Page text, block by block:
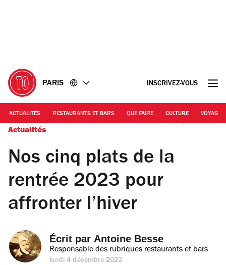
PARIS INSCRIVEZ-VOUS
ACTUALITÉS RESTAURANTS ET BARS QUE FAIRE CULTURE VOYAGE
Actualités
Nos cinq plats de la
rentrée 2023 pour
affronter l’hiver
Écrit par Antoine Besse
Responsable des rubriques restaurants et bars
lundi 4 décembre 2023